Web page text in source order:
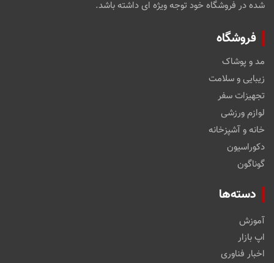
شده در فروشگاه خود توجه ویژه ای داشته باشد.
فروشگاه
مد و پوشاک
زیبایی و سلامت
تجهیزات سفر
لوازم ورزشی
خانه و آشپزخانه
دکوراسیون
گوناگون
دسته‌ها
آموزش
اپ بازار
اخبار فناوری